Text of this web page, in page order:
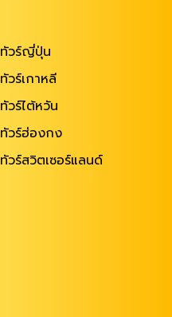
ทัวร์ญี่ปุ่น
ทัวร์เกาหลี
ทัวร์ไต้หวัน
ทัวร์ฮ่องกง
ทัวร์สวิตเซอร์แลนด์